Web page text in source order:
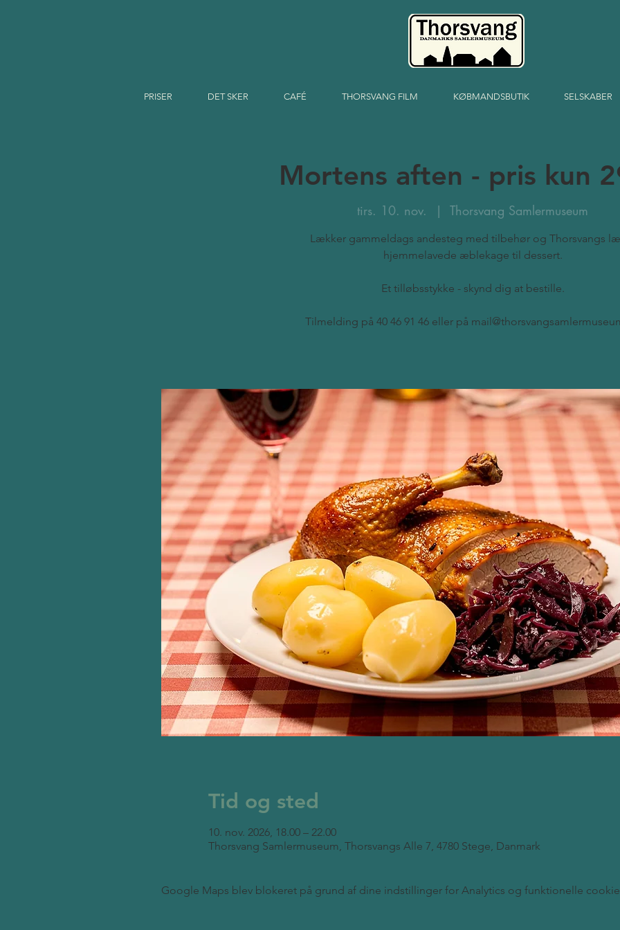
PRISER DET SKER CAFÉ THORSVANG FILM KØBMANDSBUTIK SELSKABER
Mortens aften - pris kun
tirs. 10. nov.
  |
Thorsvang Samlermuseum
Lækker gammeldags andesteg med tilbehør og Thorsvangs
hjemmelavede æblekage til dessert.
Et tilløbsstykke - skynd dig at bestille.
Tilmelding på 40 46 91 46 eller på
Tid og sted
10. nov. 2026, 18.00 – 22.00
Thorsvang Samlermuseum, Thorsvangs Alle 7, 4780 Stege, Danmark
Google Maps blev blokeret på grund af dine indstillinger for Analytics og funktionelle